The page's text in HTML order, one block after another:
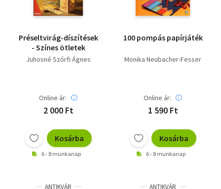
Préseltvirág-díszítések
- Színes ötletek
Juhosné Szőrfi Ágnes
Online ár:
2 000 Ft
Kosárba
6 - 8 munkanap
100 pompás papírjáték
Monika Neubacher-Fesser
Online ár:
1 590 Ft
Kosárba
6 - 8 munkanap
ANTIKVÁR ANTIKVÁR